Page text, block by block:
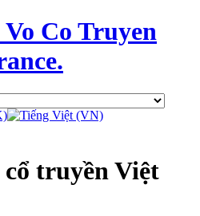
Co Truyen
truyền Việt